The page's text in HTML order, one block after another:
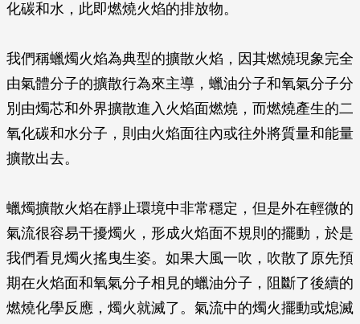
化碳和水，此即燃燒火焰的排放物。
我們稱蠟燭火焰為典型的擴散火焰，因其燃燒現象完全
由氣體分子的擴散行為來主導，蠟油分子和氧氣分子分
別由燭芯和外界擴散進入火焰面燃燒，而燃燒產生的二
氧化碳和水分子，則由火焰面往內或往外將質量和能量
擴散出去。
蠟燭擴散火焰在靜止環境中非常穩定，但是外在輕微的
氣流很容易干擾燭火，形成火焰面不規則的擺動，於是
我們看見燭火搖曳生姿。如果大風一吹，吹散了原先預
期在火焰面和氧氣分子相見的蠟油分子，阻斷了後續的
燃燒化學反應，燭火就滅了。氣流中的燭火擺動或熄滅